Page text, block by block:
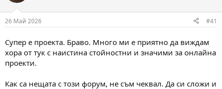
д
т
26 Май 2026 #41
Супер е проекта. Браво. Много ми е приятно да виждам
хора от тук с наистина стойностни и значими за онлайна
проекти.
Как са нещата с този форум, не съм чеквал. Да си сложи и